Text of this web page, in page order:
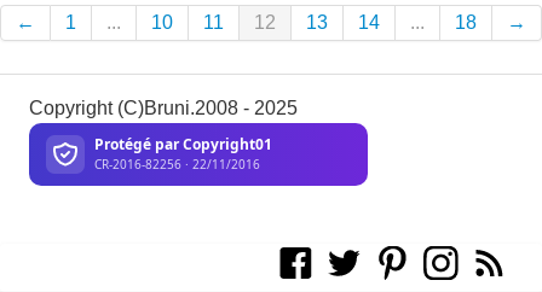
← 1 ... 10 11 12 13 14 ... 18 →
Copyright (C)Bruni.2008 - 2025